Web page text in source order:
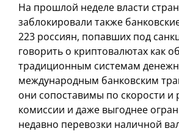
На прошлой неделе власти
заблокировали также
223 россиян, попавших под
говорить о криптовалютах как
традиционным системам
международным банковским
они сопоставимы по скорости и
комиссии и даже выгоднее
недавно перевозки наличной